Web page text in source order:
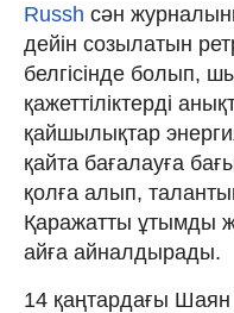
Russh сән
дейін созылатын
белгісінде болып,
қажеттіліктерді
қайшылықтар
қайта бағалауға
қолға алып,
Қаражатты ұтымды
айға айналдырады.
14 қаңтардағы Шаян